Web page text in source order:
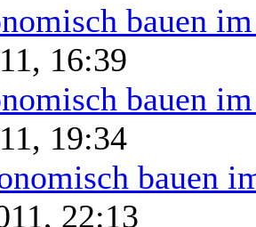
bauen
16:39
bauen
19:34
bauen
22:13